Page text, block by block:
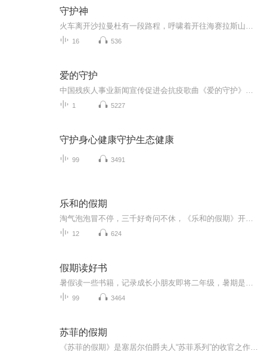
守护神
16 536
爱的守护
1 5227
守护身心健康守护生态健康
99 3491
乐和的假期
12 624
假期读好书
99 3464
苏菲的假期